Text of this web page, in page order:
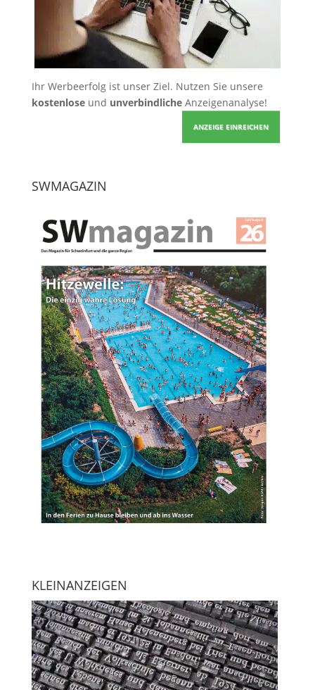
Ihr Werbeerfolg ist unser Ziel. Nutzen Sie unsere
kostenloseund unverbindlicheAnzeigenanalyse!
ANZEIGE EINREICHEN
SWMAGAZIN
KLEINANZEIGEN